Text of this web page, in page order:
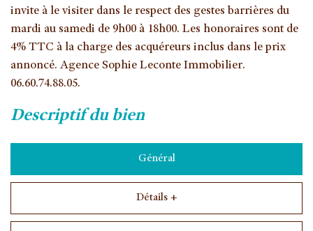
invite à le visiter dans le respect des gestes barrières du
mardi au samedi de 9h00 à 18h00. Les honoraires sont de
4% TTC à la charge des acquéreurs inclus dans le prix
annoncé. Agence Sophie Leconte Immobilier.
06.60.74.88.05.
descriptif du bien
Général
Détails +